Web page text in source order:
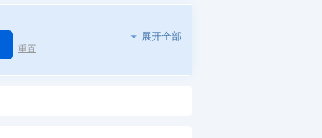
重置
展开全部